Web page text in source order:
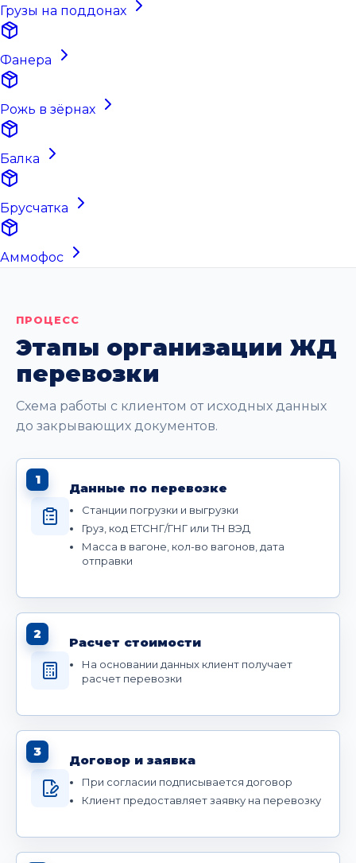
Грузы на поддонах
Фанера
Рожь в зёрнах
Балка
Брусчатка
Аммофос
ПРОЦЕСС
Этапы организации ЖД
перевозки
Схема работы с клиентом от исходных данных
до закрывающих документов.
1
Данные по перевозке
Станции погрузки и выгрузки
Груз, код ЕТСНГ/ГНГ или ТН ВЭД
Масса в вагоне, кол-во вагонов, дата
отправки
2
Расчет стоимости
На основании данных клиент получает
расчет перевозки
3
Договор и заявка
При согласии подписывается договор
Клиент предоставляет заявку на перевозку